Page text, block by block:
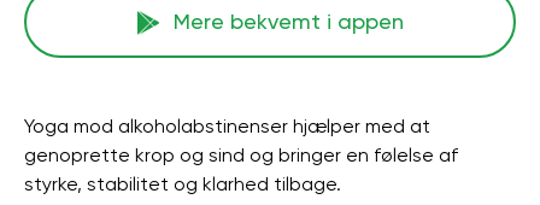
Mere bekvemt i appen
Yoga mod alkoholabstinenser hjælper med at
genoprette krop og sind og bringer en følelse af
styrke, stabilitet og klarhed tilbage.